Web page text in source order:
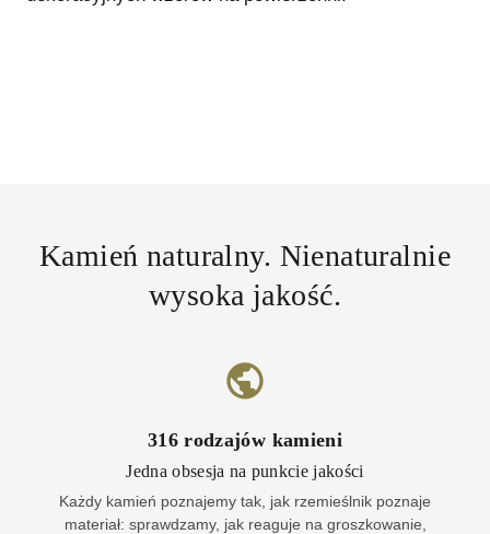
Kamień naturalny. Nienaturalnie
wysoka jakość.
316 rodzajów kamieni
Jedna obsesja na punkcie jakości
Każdy kamień poznajemy tak, jak rzemieślnik poznaje
materiał: sprawdzamy, jak reaguje na groszkowanie,